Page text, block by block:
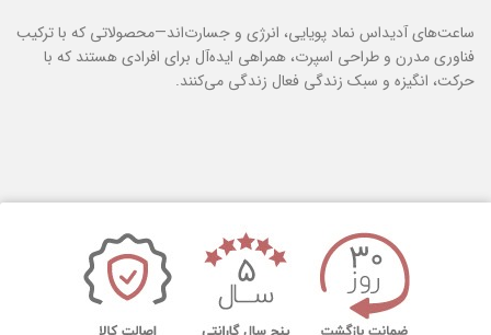
ساعت‌های آدیداس نماد پویایی، انرژی و جسارت‌اند—محصولاتی که با ترکیب
فناوری مدرن و طراحی اسپرت، همراهی ایده‌آل برای افرادی هستند که با
حرکت، انگیزه و سبک زندگی فعال زندگی می‌کنند.